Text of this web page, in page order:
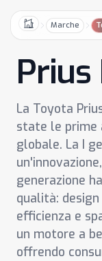
HomeMarche
Prius
La Toyota
state le prime
globale. La I
generazione
qualità:
efficienza e
un motore a
offrendo